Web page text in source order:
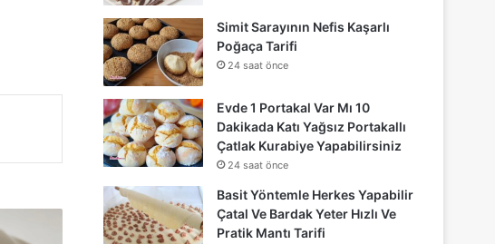
Simit Sarayının Nefis Kaşarlı
Poğaça Tarifi
24 saat önce
Evde 1 Portakal Var Mı 10
Dakikada Katı Yağsız Portakallı
Çatlak Kurabiye Yapabilirsiniz
24 saat önce
Basit Yöntemle Herkes Yapabilir
Çatal Ve Bardak Yeter Hızlı Ve
Pratik Mantı Tarifi